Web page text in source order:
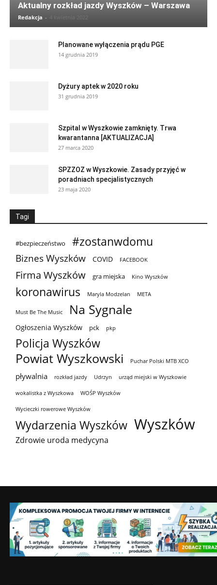
Aktualny rozkład jazdy Wyszków – Warszawa
Redakcja - 4 kwietnia 2022
Planowane wyłączenia prądu PGE
14 grudnia 2019
Dyżury aptek w 2020 roku
31 grudnia 2019
Szpital w Wyszkowie zamknięty. Trwa
kwarantanna [AKTUALIZACJA]
27 marca 2020
SPZZOZ w Wyszkowie. Zasady przyjęć w
poradniach specjalistycznych
23 maja 2020
Tagi
#bezpieczeństwo #zostanwdomu
Biznes Wyszków COVID FACEBOOK
Firma Wyszków gra miejska Kino Wyszków
koronawirus Maryla Modzelan META
Must Be The Music Na Sygnale
Ogłoszenia Wyszków pck pkp
Policja Wyszków
Powiat Wyszkowski Puchar Polski MTB XCO
pływalnia rozkład jazdy Udrzyn urząd miejski w Wyszkowie
wokalistka z Wyszkowa WOŚP Wyszków
Wycieczki rowerowe Wyszków
Wydarzenia Wyszków Wyszków
Zdrowie uroda medycyna